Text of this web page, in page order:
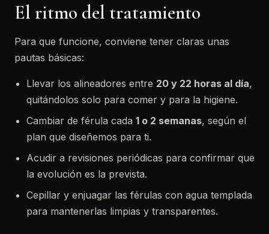
El ritmo del tratamiento
Para que funcione, conviene tener claras unas
pautas básicas:
Llevar los alineadores entre 20 y 22 horas al día,
quitándolos solo para comer y para la higiene.
Cambiar de férula cada 1 o 2 semanas, según el
plan que diseñemos para ti.
Acudir a revisiones periódicas para confirmar que
la evolución es la prevista.
Cepillar y enjuagar las férulas con agua templada
para mantenerlas limpias y transparentes.